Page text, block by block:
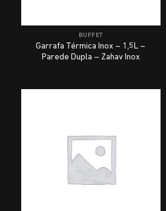
BUFFET
Garrafa Térmica Inox – 1,5L –
Parede Dupla – Zahav Inox